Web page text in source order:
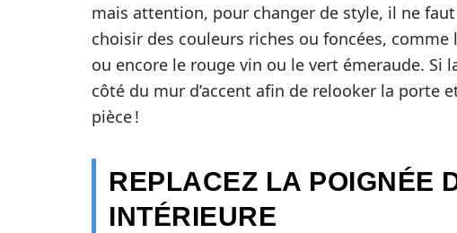
mais attention, pour changer de style, il ne
choisir des couleurs riches ou foncées,
ou encore le rouge vin ou le vert émeraude.
côté du mur d’accent afin de relooker la porte
pièce !
REPLACEZ LA POIGNÉE
INTÉRIEURE